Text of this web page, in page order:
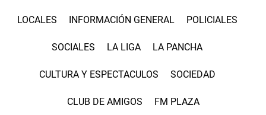
LOCALES INFORMACIÓN GENERAL POLICIALES
SOCIALES LA LIGA LA PANCHA
CULTURA Y ESPECTACULOS SOCIEDAD
CLUB DE AMIGOS FM PLAZA